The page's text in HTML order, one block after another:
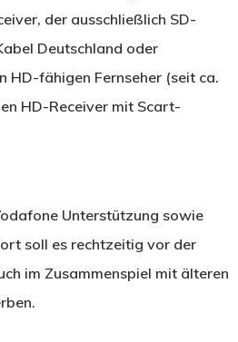
der ausschließlich SD-
Deutschland oder
HD-fähigen Fernseher (seit ca.
HD-Receiver mit Scart-
Unterstützung sowie
soll es rechtzeitig vor der
im Zusammenspiel mit älteren